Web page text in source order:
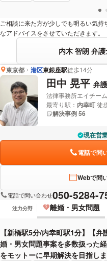
ご相談に来た方が少しでも明るい気
なアドバイスをさせていただきます。
内木 智朗 弁
東京都 港区東銀座駅徒歩14分
田中 晃平 弁
法律事務所エイチーム
最寄り駅： 内幸町徒
解決事例 56
現在営
電話で問
Webで問
電話で問い合わせ050-5284-
注力分野 離婚・男女問題
【新橋駅5分/内幸町駅1分】【
婚・男女問題事案を多数扱った
をモットーに早期解決を目指し